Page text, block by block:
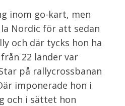
inom go-kart, men
Nordic för att sedan
och där tycks hon ha
22 länder var
på rallycrossbanan
imponerade hon i
och i sättet hon